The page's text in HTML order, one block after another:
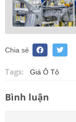
Chia sẻ
Tags: Giá Ô Tô
Bình luận